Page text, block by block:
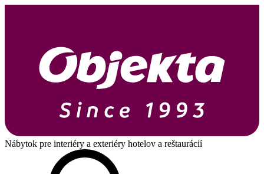
Nábytok pre interiéry a exteriéry hotelov a reštaurácií